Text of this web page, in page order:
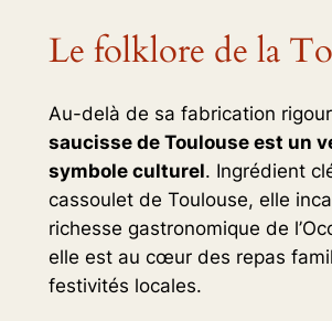
Le folklore de la
Au-delà de sa fabrication
saucisse de Toulouse est un
symbole culturel. Ingrédient
cassoulet de Toulouse, elle
richesse gastronomique de
elle est au cœur des repas
festivités locales.